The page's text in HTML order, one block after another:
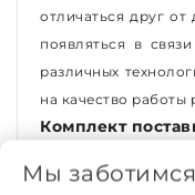
отличаться друг
появляться в
различных
на качество работы
Комплект
Паспорт с
Мы